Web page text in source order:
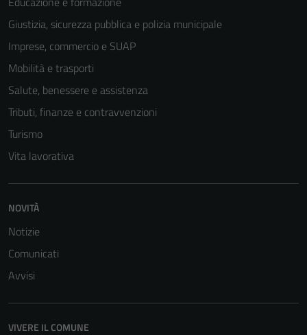
Giustizia, sicurezza pubblica e polizia municipale
Imprese, commercio e SUAP
Mobilità e trasporti
Salute, benessere e assistenza
Tributi, finanze e contravvenzioni
Turismo
Vita lavorativa
NOVITÀ
Notizie
Comunicati
Avvisi
VIVERE IL COMUNE